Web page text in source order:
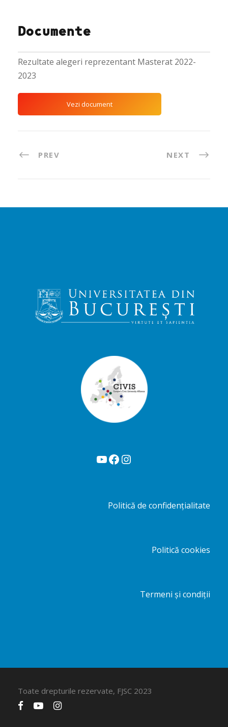
Documente
Rezultate alegeri reprezentant Masterat 2022-
2023
Vezi document
PREV NEXT
YouTube Facebook Instagram
Politică de confidențialitate
Politică cookies
Termeni și condiții
Toate drepturile rezervate, FJSC 2023